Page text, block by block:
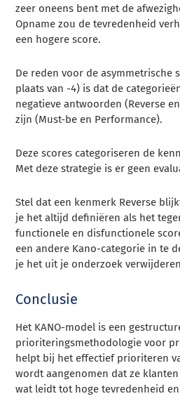
zeer oneens bent met de
Opname zou de tevredenheid
een hogere score.
De reden voor de asymmetrische
plaats van -4) is dat de
negatieve antwoorden (Reverse
zijn (Must-be en Performance).
Deze scores categoriseren de
Met deze strategie is er geen
Stel dat een kenmerk Reverse
je het altijd definiëren als het
functionele en disfunctionele
een andere Kano-categorie in te
je het uit je onderzoek
Conclusie
Het KANO-model is een
prioriteringsmethodologie voor
helpt bij het effectief prioriteren
wordt aangenomen dat ze
wat leidt tot hoge tevredenheid